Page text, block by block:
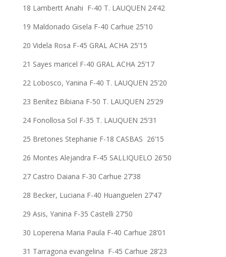
18 Lambertt Anahi F-40 T. LAUQUEN 24’42
19 Maldonado Gisela F-40 Carhue 25’10
20 Videla Rosa F-45 GRAL ACHA 25’15
21 Sayes maricel F-40 GRAL ACHA 25’17
22 Lobosco, Yanina F-40 T. LAUQUEN 25’20
23 Benítez Bibiana F-50 T. LAUQUEN 25’29
24 Fonollosa Sol F-35 T. LAUQUEN 25’31
25 Bretones Stephanie F-18 CASBAS 26’15
26 Montes Alejandra F-45 SALLIQUELO 26’50
27 Castro Daiana F-30 Carhue 27’38
28 Becker, Luciana F-40 Huanguelen 27’47
29 Asis, Yanina F-35 Castelli 27’50
30 Loperena Maria Paula F-40 Carhue 28’01
31 Tarragona evangelina F-45 Carhue 28’23